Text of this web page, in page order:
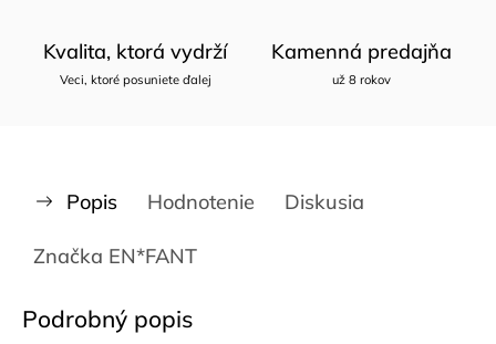
Kvalita, ktorá vydrží
Veci, ktoré posuniete ďalej
Kamenná predajňa
už 8 rokov
Popis Hodnotenie Diskusia
Značka EN*FANT
Podrobný popis